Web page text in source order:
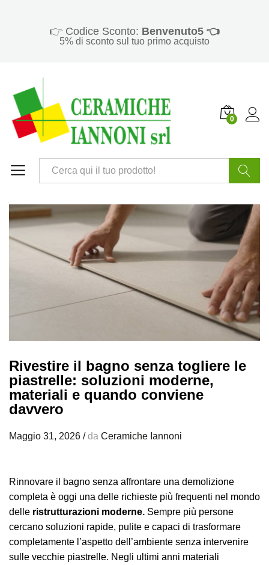
👉 Codice Sconto: Benvenuto5 👈
5% di sconto sul tuo primo acquisto
0
Rivestire il bagno senza togliere le
piastrelle: soluzioni moderne,
materiali e quando conviene
davvero
Maggio 31, 2026 /da Ceramiche Iannoni
Rinnovare il bagno senza affrontare una demolizione
completa è oggi una delle richieste più frequenti nel mondo
delle ristrutturazioni moderne. Sempre più persone
cercano soluzioni rapide, pulite e capaci di trasformare
completamente l’aspetto dell’ambiente senza intervenire
sulle vecchie piastrelle. Negli ultimi anni materiali